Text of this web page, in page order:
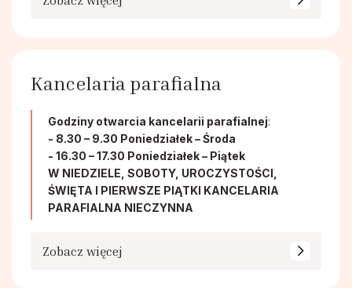
Kancelaria parafialna
Godziny otwarcia kancelarii parafialnej:
- 8.30 – 9.30 Poniedziałek – Środa
- 16.30 – 17.30 Poniedziałek – Piątek
W NIEDZIELE, SOBOTY, UROCZYSTOŚCI,
ŚWIĘTA I PIERWSZE PIĄTKI KANCELARIA
PARAFIALNA NIECZYNNA
Zobacz więcej